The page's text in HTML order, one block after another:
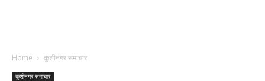
Home कुशीनगर समाचार
कुशीनगर समाचार